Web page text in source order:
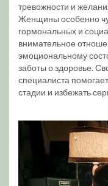
тревожности и
Женщины особенно
гормональных и
внимательное
эмоциональному
заботы о здоровье.
специалиста
стадии и избежать